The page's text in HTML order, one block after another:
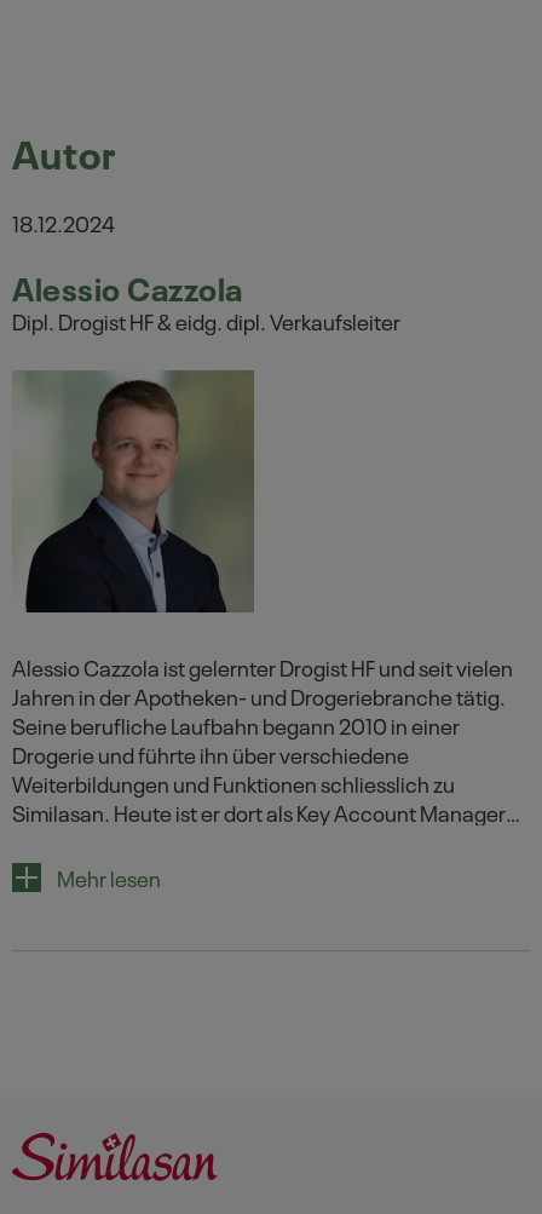
Autor
18.12.2024
Alessio Cazzola
Dipl. Drogist HF & eidg. dipl. Verkaufsleiter
Alessio Cazzola ist gelernter Drogist HF und seit vielen
Jahren in der Apotheken- und Drogeriebranche tätig.
Seine berufliche Laufbahn begann 2010 in einer
Drogerie und führte ihn über verschiedene
Weiterbildungen und Funktionen schliesslich zu
Similasan. Heute ist er dort als Key Account Manager
beim Wandern oder Skifahren, sowie auf dem
Padelplatz. Als Vater einer kleinen Tochter geniesst er
Mehr lesen